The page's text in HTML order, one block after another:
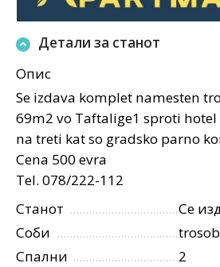
Детали за станот
Опис
Se izdava komplet namesten
69m2 vo Taftalige1 sproti hotel
na treti kat so gradsko parno
Cena 500 evra
Tel. 078/222-112
Станот
Се
Соби
Спални
2